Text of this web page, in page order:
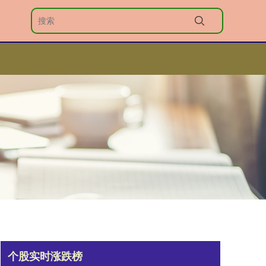
个股实时涨跌榜